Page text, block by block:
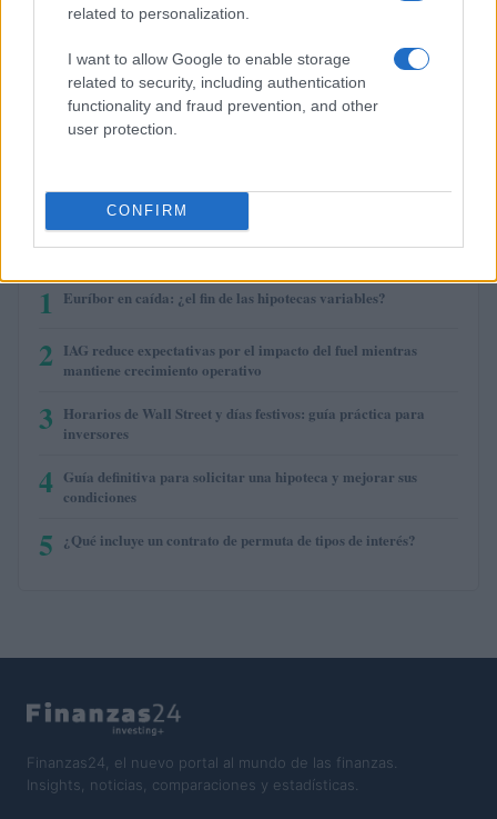
related to personalization.
I want to allow Google to enable storage
related to security, including authentication
functionality and fraud prevention, and other
user protection.
CONFIRM
(AVAX)
Terra Luna Classic $0.000049
MÁS LEÍDOS
1 Euríbor en caída: ¿el fin de las hipotecas variables?
2 IAG reduce expectativas por el impacto del fuel mientras
mantiene crecimiento operativo
3 Horarios de Wall Street y días festivos: guía práctica para
inversores
4 Guía definitiva para solicitar una hipoteca y mejorar sus
condiciones
5 ¿Qué incluye un contrato de permuta de tipos de interés?
Finanzas24, el nuevo portal al mundo de las finanzas.
Insights, noticias, comparaciones y estadísticas.